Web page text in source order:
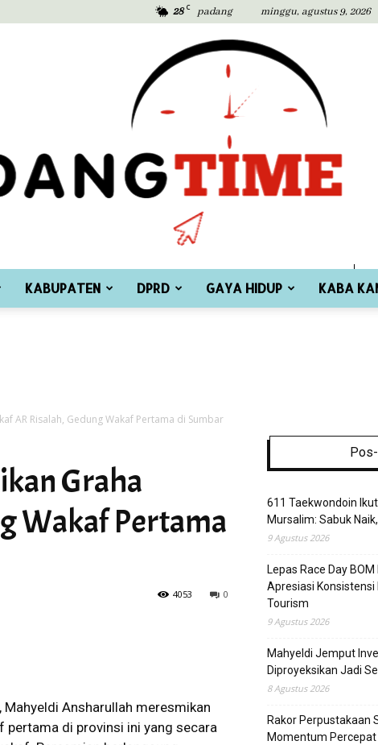
28 C padang minggu, agustus 9, 2026
Time
KABUPATEN DPRD GAYA HIDUP KABA
AR Risalah, Gedung Wakaf Pertama di Sumbar
Graha
Wakaf Pertama
0
4053
Ansharullah meresmikan
pertama di provinsi ini yang secara
611 Taekwondoin
Mursalim: Sabuk
9 Agustus 2026
Lepas Race Day
Apresiasi Konsistensi
Tourism
9 Agustus 2026
Mahyeldi Jemput
Diproyeksikan Jadi
8 Agustus 2026
Rakor Perpustakaan
Momentum Percepat